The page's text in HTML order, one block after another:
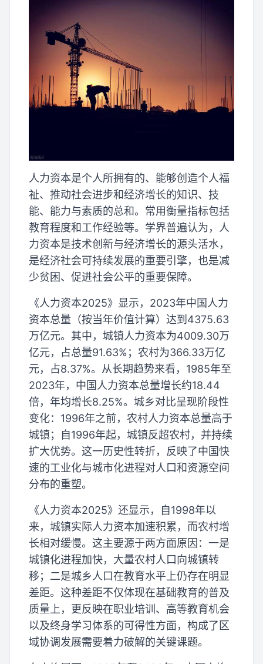
人力资本是个人所拥有的、能够创造个人福
祉、推动社会进步和经济增长的知识、技
能、能力与素质的总和。常用衡量指标包括
教育程度和工作经验等。学界普遍认为，人
力资本是技术创新与经济增长的源头活水，
是经济社会可持续发展的重要引擎，也是减
少贫困、促进社会公平的重要保障。
《人力资本2025》显示，2023年中国人力
资本总量（按当年价值计算）达到4375.63
万亿元。其中，城镇人力资本为4009.30万
亿元，占总量91.63%；农村为366.33万亿
元，占8.37%。从长期趋势来看，1985年至
2023年，中国人力资本总量增长约18.44
倍，年均增长8.25%。城乡对比呈现阶段性
变化：1996年之前，农村人力资本总量高于
城镇；自1996年起，城镇反超农村，并持续
扩大优势。这一历史性转折，反映了中国快
速的工业化与城市化进程对人口和资源空间
分布的重塑。
《人力资本2025》还显示，自1998年以
来，城镇实际人力资本加速积累，而农村增
长相对缓慢。这主要源于两方面原因：一是
城镇化进程加快，大量农村人口向城镇转
移；二是城乡人口在教育水平上仍存在明显
差距。这种差距不仅体现在基础教育的普及
质量上，更反映在职业培训、高等教育机会
以及终身学习体系的可得性方面，构成了区
域协调发展需要着力破解的关键课题。